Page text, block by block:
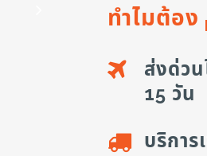
ทำไมต้อง
ส่งด่ว
15 วัน
บริกา